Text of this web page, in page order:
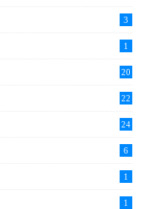
3
1
20
22
24
6
1
1